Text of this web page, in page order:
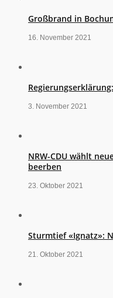
Großbrand in
16. November 2021
3. November 2021
NRW-CDU wählt
beerben
23. Oktober 2021
Sturmtief «Ignatz»:
21. Oktober 2021